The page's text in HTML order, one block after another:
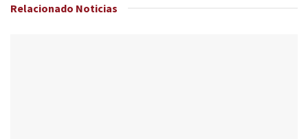
Relacionado Noticias